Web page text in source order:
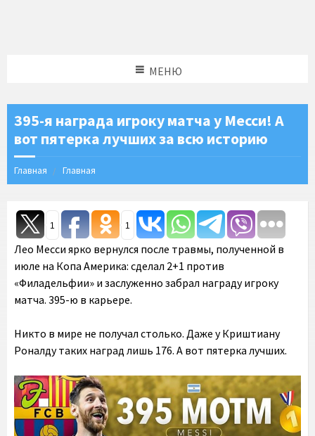
МЕНЮ
395-я награда игроку матча у Месси! А
вот пятерка лучших за всю историю
Главная Главная
1 1
Лео Месси ярко вернулся после травмы, полученной в
июле на Копа Америка: сделал 2+1 против
«Филадельфии» и заслуженно забрал награду игроку
матча. 395-ю в карьере.
Никто в мире не получал столько. Даже у Криштиану
Роналду таких наград лишь 176. А вот пятерка лучших.